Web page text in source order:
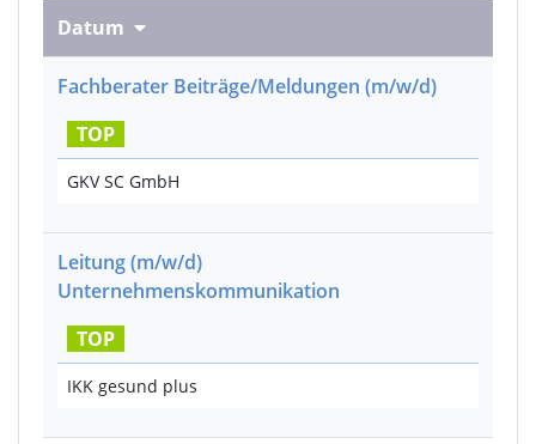
Datum
Fachberater Beiträge/Meldungen (m/w/d)
TOP
GKV SC GmbH
Leitung(m/w/d)
Unternehmenskommunikation
TOP
IKK gesund plus